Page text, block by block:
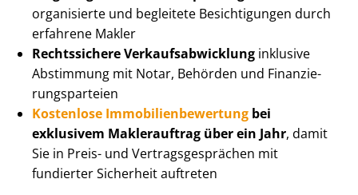
organisierte und begleitete Besichtigungen durch
erfahrene Makler
Rechtssichere Ver­kaufs­ab­wick­lung inklusive
Abstimmung mit Notar, Behörden und Fi­nan­zie­
rungs­par­tei­en
Kostenlose Im­mo­bi­li­en­be­wer­tung bei
exklusivem Maklerauftrag über ein Jahr, damit
Sie in Preis- und Ver­trags­ge­sprä­chen mit
fundierter Sicherheit auftreten